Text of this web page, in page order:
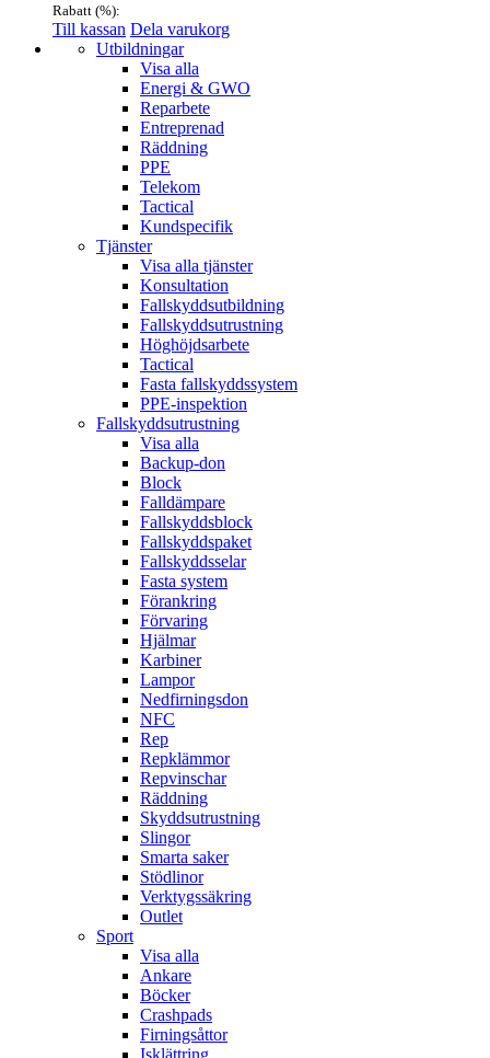
Rabatt (%):
Till kassan Dela varukorg
Menu Utbildningar
Visa alla
Energi & GWO
Reparbete
Entreprenad
Räddning
PPE
Telekom
Tactical
Kundspecifik
Tjänster
Visa alla tjänster
Konsultation
Fallskyddsutbildning
Fallskyddsutrustning
Höghöjdsarbete
Tactical
Fasta fallskyddssystem
PPE-inspektion
Fallskyddsutrustning
Visa alla
Backup-don
Block
Falldämpare
Fallskyddsblock
Fallskyddspaket
Fallskyddsselar
Fasta system
Förankring
Förvaring
Hjälmar
Karbiner
Lampor
Nedfirningsdon
NFC
Rep
Repklämmor
Repvinschar
Räddning
Skyddsutrustning
Slingor
Smarta saker
Stödlinor
Verktygssäkring
Outlet
Sport
Visa alla
Ankare
Böcker
Crashpads
Firningsåttor
Isklättring